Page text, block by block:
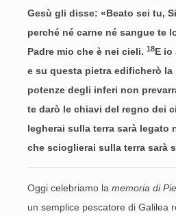
Gesù gli disse: «Beato sei tu,
perché né carne né sangue te
Padre mio che è nei cieli. 18E io
e su questa pietra edificherò la
potenze degli inferi non
te darò le chiavi del regno dei
legherai sulla terra sarà legato
che scioglierai sulla terra sarà
Oggi celebriamo la memoria di
un semplice pescatore di Galilea